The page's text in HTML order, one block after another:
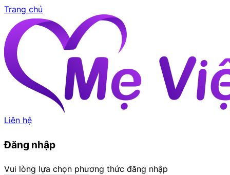
Trang chủ
Liên hệ
Đăng nhập
Vui lòng lựa chọn phương thức đăng nhập